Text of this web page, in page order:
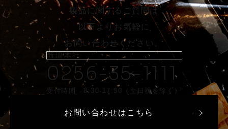
製品に関するご質問は
以下よりお気軽に
お問い合わせください。
新潟本社
0256-35-1111
受付時間 8:30-17:30（土日祝を除く）
お問い合わせはこちら